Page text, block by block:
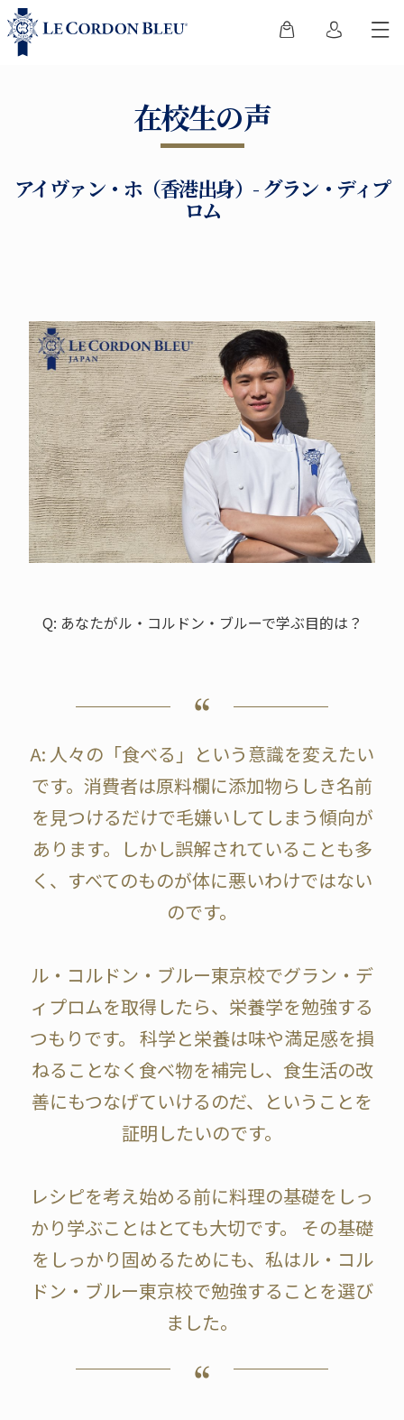
在校生の声
アイヴァン・ホ（香港出身）- グラン・ディプ
ロム
Q: あなたがル・コルドン・ブルーで学ぶ目的は？
A: 人々の「食べる」という意識を変えたい
です。消費者は原料欄に添加物らしき名前
を見つけるだけで毛嫌いしてしまう傾向が
あります。しかし誤解されていることも多
く、すべてのものが体に悪いわけではない
のです。
ル・コルドン・ブルー東京校でグラン・デ
ィプロムを取得したら、栄養学を勉強する
つもりです。 科学と栄養は味や満足感を損
ねることなく食べ物を補完し、食生活の改
善にもつなげていけるのだ、ということを
証明したいのです。
レシピを考え始める前に料理の基礎をしっ
かり学ぶことはとても大切です。 その基礎
をしっかり固めるためにも、私はル・コル
ドン・ブルー東京校で勉強することを選び
ました。